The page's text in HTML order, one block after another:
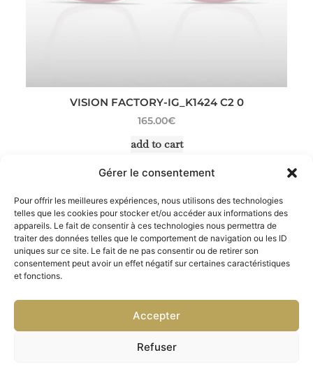
Gérer le consentement
Pour offrir les meilleures expériences, nous utilisons des technologies
telles que les cookies pour stocker et/ou accéder aux informations des
appareils. Le fait de consentir à ces technologies nous permettra de
traiter des données telles que le comportement de navigation ou les ID
uniques sur ce site. Le fait de ne pas consentir ou de retirer son
consentement peut avoir un effet négatif sur certaines caractéristiques
et fonctions.
Accepter
Refuser
VISION FACTORY-IG_K1424 C2 0
165.00€
add to cart